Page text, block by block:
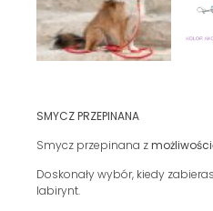
SMYCZ PRZEPINANA
Smycz przepinana z
Doskonały wybór, kiedy
labirynt.